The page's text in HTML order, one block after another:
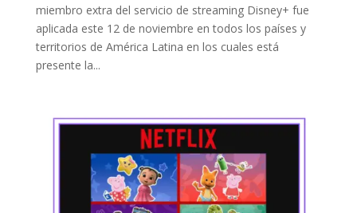
miembro extra del servicio de streaming Disney+ fue
aplicada este 12 de noviembre en todos los países y
territorios de América Latina en los cuales está
presente la...